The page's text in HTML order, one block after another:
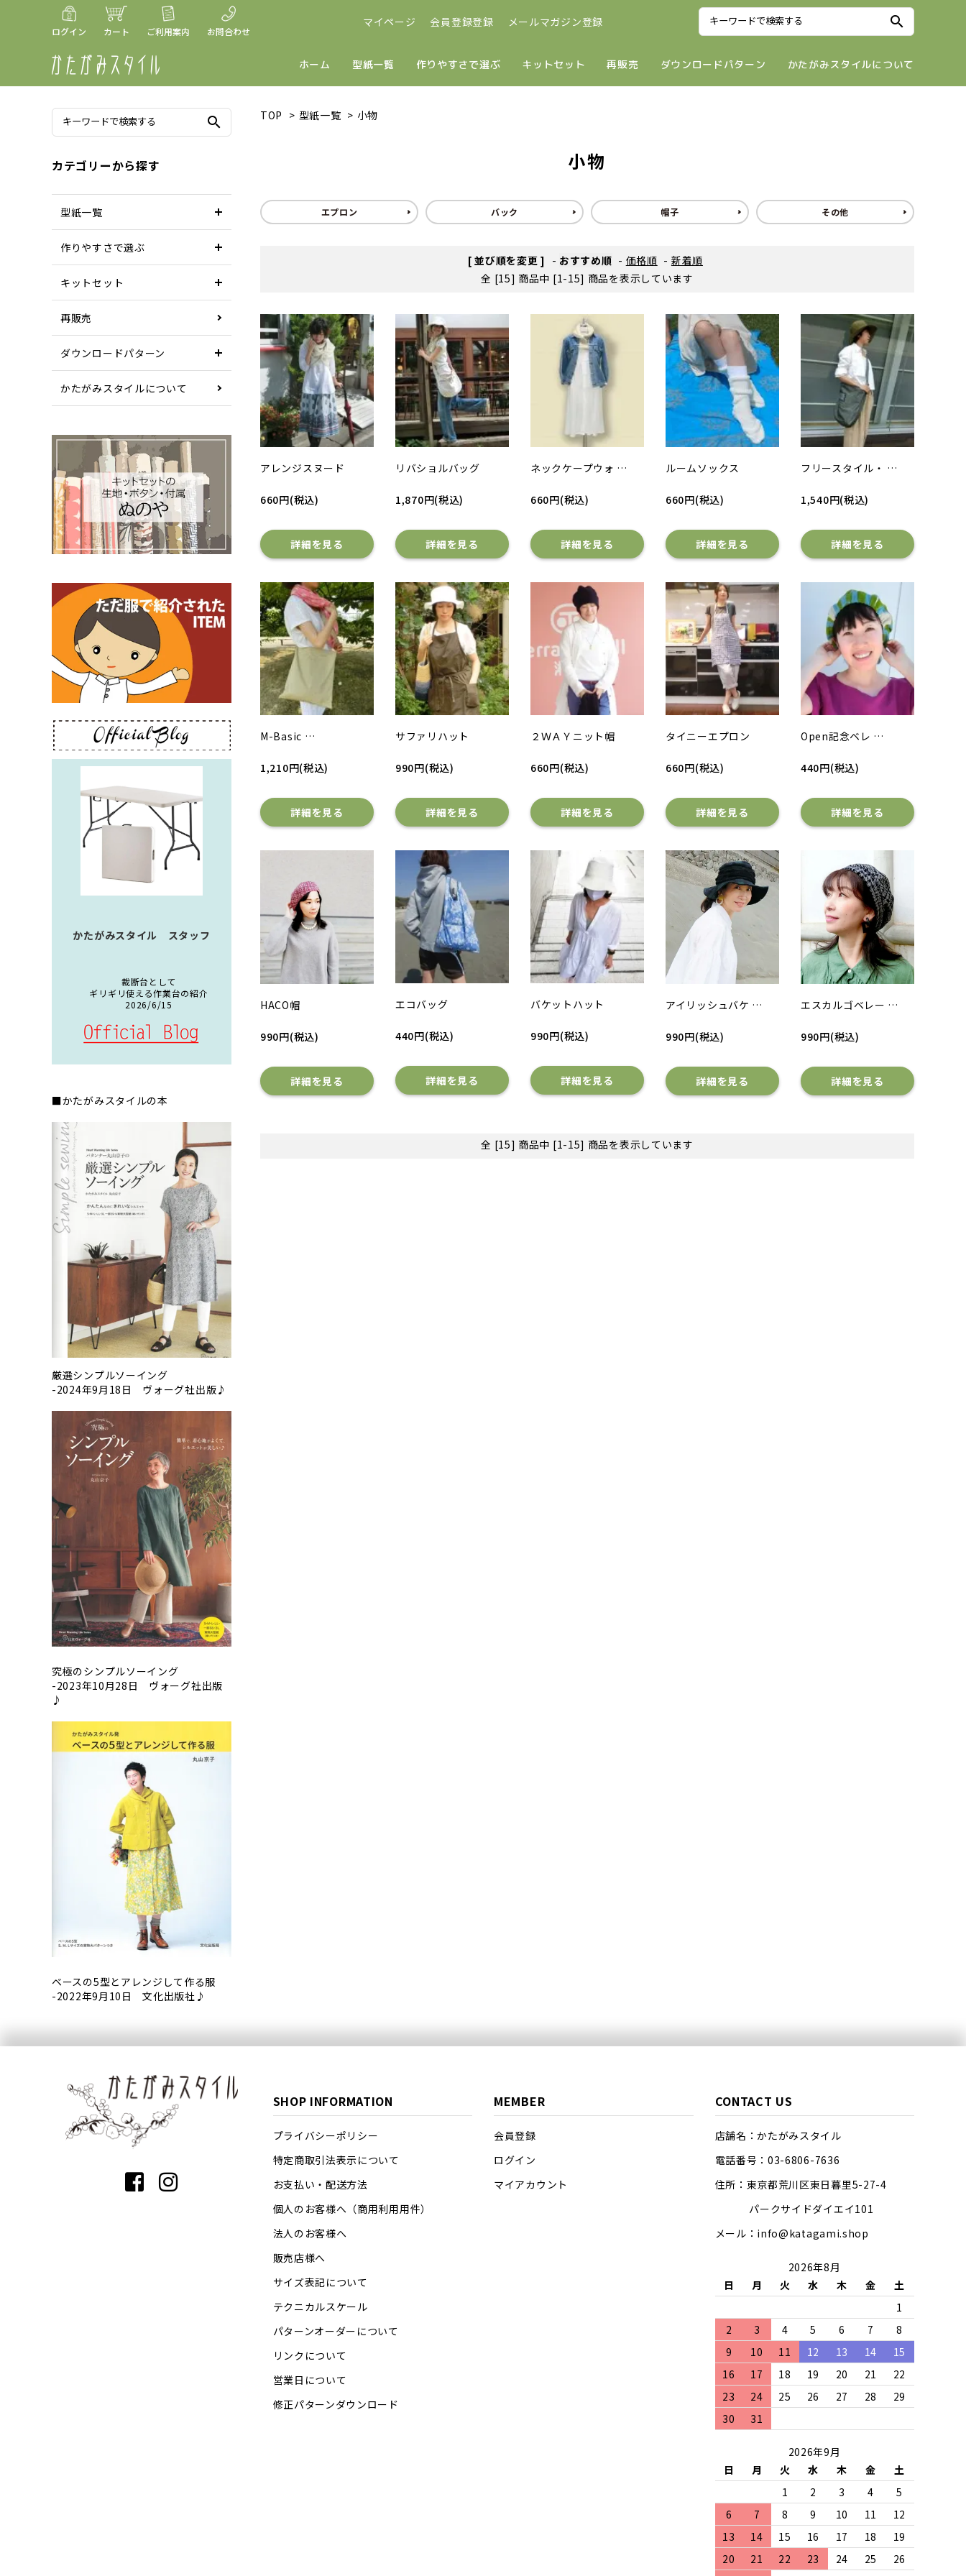
ログイン カート ご利用案内 お問合わせ
マイページ 会員登録登録 メールマガジン登録 search
ホーム 型紙一覧 作りやすさで選ぶ キットセット 再販売 ダウンロードパターン かたがみスタイルについて
TOP > 型紙一覧 > 小物
小物
エプロン バック 帽子 その他
[ 並び順を変更 ] - おすすめ順 - 価格順 - 新着順
全 [15] 商品中 [1-15] 商品を表示しています
アレンジスヌード
660円(税込)
詳細を見る
リバショルバッグ
1,870円(税込)
詳細を見る
ネックケープウォ …
660円(税込)
詳細を見る
ルームソックス
660円(税込)
詳細を見る
フリースタイル・ …
1,540円(税込)
詳細を見る
M-Basic …
1,210円(税込)
詳細を見る
サファリハット
990円(税込)
詳細を見る
２ＷＡＹニット帽
660円(税込)
詳細を見る
タイニーエプロン
660円(税込)
詳細を見る
Open記念ベレ …
440円(税込)
詳細を見る
HACO帽
990円(税込)
詳細を見る
エコバッグ
440円(税込)
詳細を見る
バケットハット
990円(税込)
詳細を見る
アイリッシュバケ …
990円(税込)
詳細を見る
エスカルゴベレー …
990円(税込)
詳細を見る
全 [15] 商品中 [1-15] 商品を表示しています
search
カテゴリーから探す
型紙一覧
作りやすさで選ぶ
キットセット
再販売
ダウンロードパターン
かたがみスタイルについて
かたがみスタイル スタッフ
裁断台として
ギリギリ使える作業台の紹介
2026/6/15
■かたがみスタイルの本
厳選シンプルソーイング
-2024年9月18日 ヴォーグ社出版♪
究極のシンプルソーイング
-2023年10月28日 ヴォーグ社出版
♪
ベースの5型とアレンジして作る服
-2022年9月10日 文化出版社♪
SHOP INFORMATION
プライバシーポリシー
特定商取引法表示について
お支払い・配送方法
個人のお客様へ（商用利用用件）
法人のお客様へ
販売店様へ
サイズ表記について
テクニカルスケール
パターンオーダーについて
リンクについて
営業日について
修正パターンダウンロード
MEMBER
会員登録
ログイン
マイアカウント
CONTACT US
店舗名：かたがみスタイル
電話番号：03-6806-7636
住所：東京都荒川区東日暮里5-27-4
パークサイドダイエイ101
メール：info@katagami.shop
2026年8月
日
月 火 水 木 金
土
1
2
3 4 5 6 7
8
9
10 11 12 13 14
15
16
17 18 19 20 21
22
23
24 25 26 27 28
29
30
31
2026年9月
日
月 火 水 木 金
土
1
2 3 4
5
6
7 8 9 10 11
12
13
14 15 16 17 18
19
20
21 22 23 24 25
26